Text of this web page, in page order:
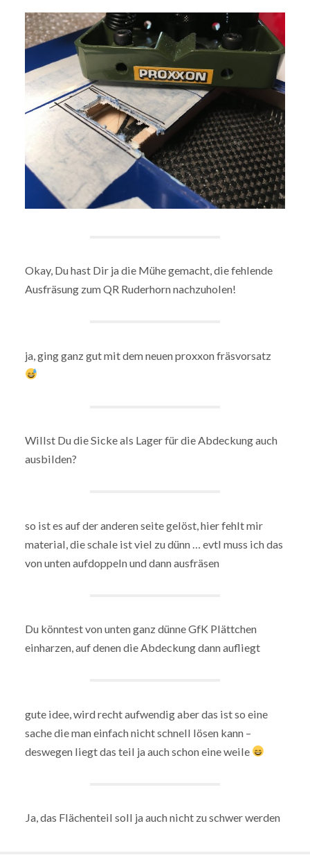
Okay, Du hast Dir ja die Mühe gemacht, die fehlende
Ausfräsung zum QR Ruderhorn nachzuholen!
ja, ging ganz gut mit dem neuen proxxon fräsvorsatz
Willst Du die Sicke als Lager für die Abdeckung auch
ausbilden?
so ist es auf der anderen seite gelöst, hier fehlt mir
material, die schale ist viel zu dünn … evtl muss ich das
von unten aufdoppeln und dann ausfräsen
Du könntest von unten ganz dünne GfK Plättchen
einharzen, auf denen die Abdeckung dann aufliegt
gute idee, wird recht aufwendig aber das ist so eine
sache die man einfach nicht schnell lösen kann –
deswegen liegt das teil ja auch schon eine weile
Ja, das Flächenteil soll ja auch nicht zu schwer werden